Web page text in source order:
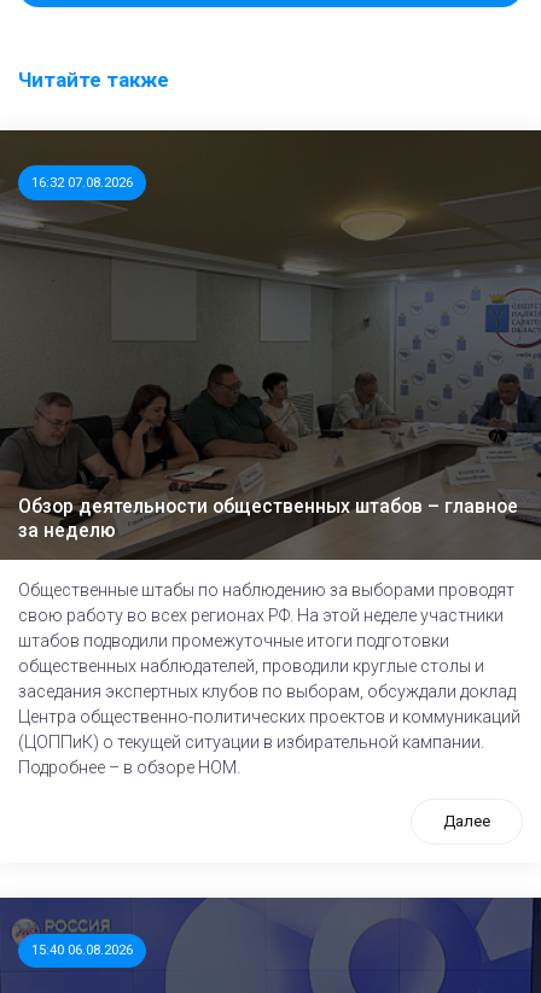
Читайте также
16:32 07.08.2026
Обзор деятельности общественных штабов – главное
за неделю
Общественные штабы по наблюдению за выборами проводят
свою работу во всех регионах РФ. На этой неделе участники
штабов подводили промежуточные итоги подготовки
общественных наблюдателей, проводили круглые столы и
заседания экспертных клубов по выборам, обсуждали доклад
Центра общественно-политических проектов и коммуникаций
(ЦОППиК) о текущей ситуации в избирательной кампании.
Подробнее – в обзоре НОМ.
Далее
15:40 06.08.2026